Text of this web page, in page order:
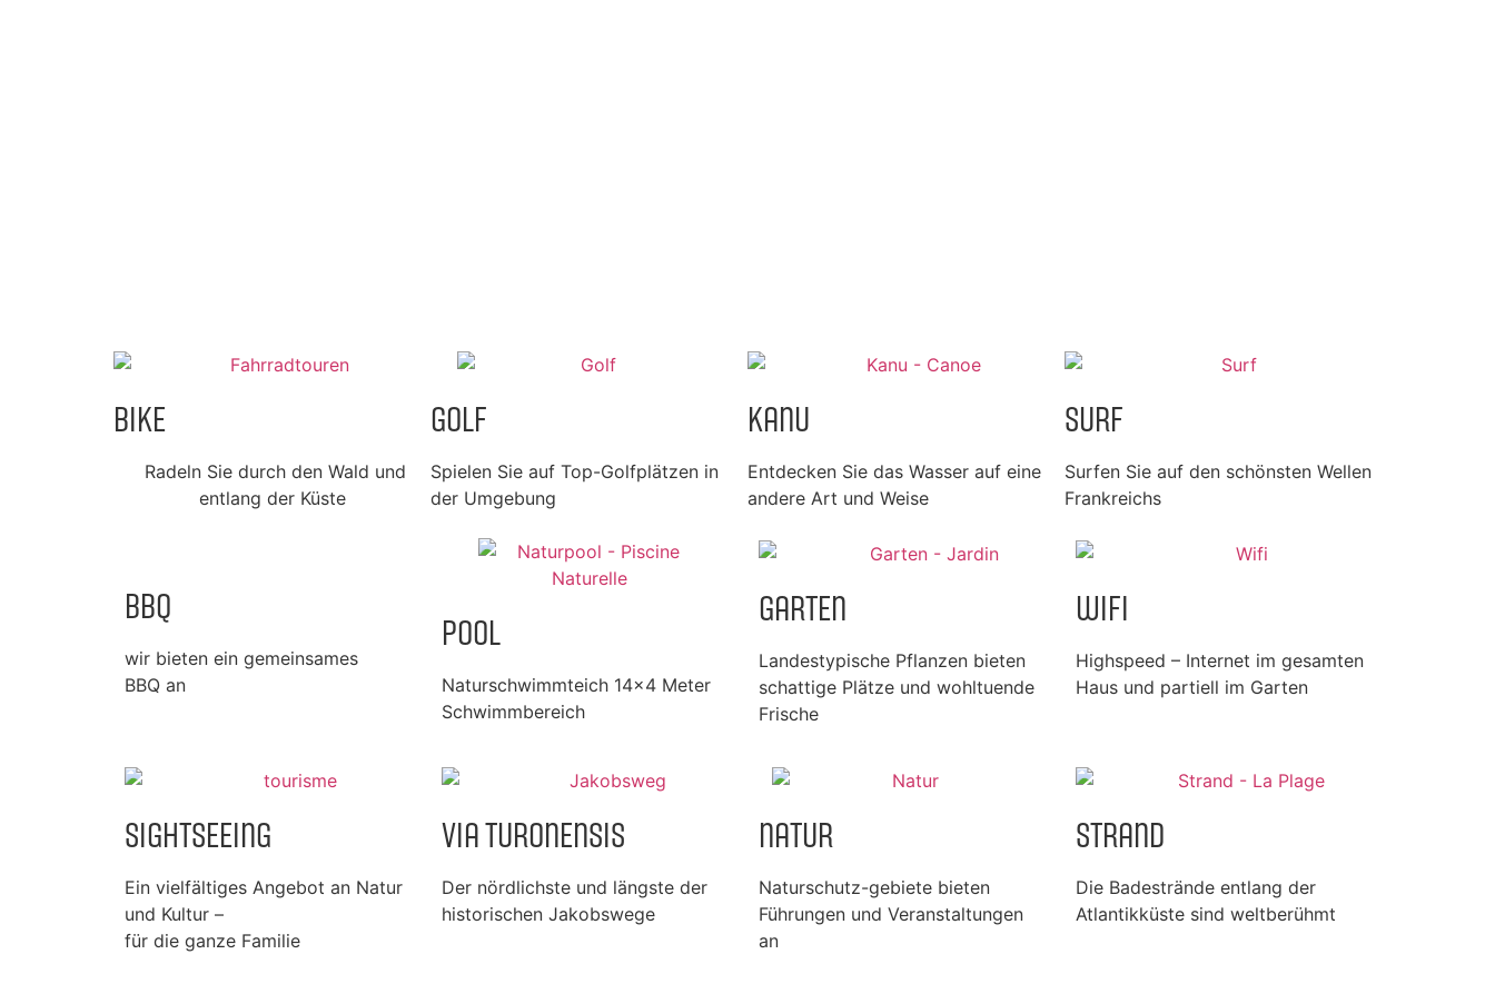
Bike
Radeln Sie durch den Wald und
entlang der Küste
Golf
Spielen Sie auf Top-Golfplätzen in
der Umgebung
Kanu
Entdecken Sie das Wasser auf eine
andere Art und Weise
Surf
Surfen Sie auf den schönsten Wellen
Frankreichs
BBQ
wir bieten ein gemeinsames
BBQ an
Pool
Naturschwimmteich 14×4 Meter
Schwimmbereich
Garten
Landestypische Pflanzen bieten
schattige Plätze und wohltuende
Frische
WIFI
Highspeed – Internet im gesamten
Haus und partiell im Garten
Sightseeing
Ein vielfältiges Angebot an Natur
und Kultur –
für die ganze Familie
Via Turonensis
Der nördlichste und längste der
historischen Jakobswege
Natur
Naturschutz-gebiete bieten
Führungen und Veranstaltungen
an
Strand
Die Badestrände entlang der
Atlantikküste sind weltberühmt